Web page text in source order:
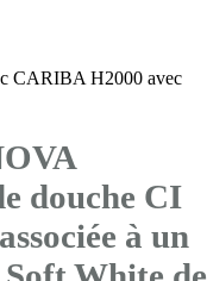
CARIBA H2000 avec
douche CI
à un